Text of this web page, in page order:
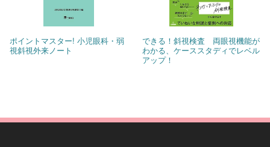
ポイントマスター! 小児眼科・弱
視斜視外来ノート
できる！斜視検査 両眼視機能が
わかる、ケーススタディでレベル
アップ！